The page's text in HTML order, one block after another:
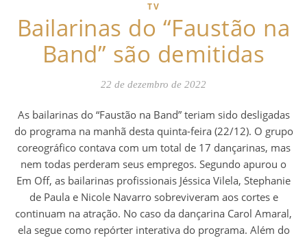
TV
Bailarinas do “Faustão na
Band” são demitidas
22 de dezembro de 2022
As bailarinas do “Faustão na Band” teriam sido desligadas
do programa na manhã desta quinta-feira (22/12). O grupo
coreográfico contava com um total de 17 dançarinas, mas
nem todas perderam seus empregos. Segundo apurou o
Em Off, as bailarinas profissionais Jéssica Vilela, Stephanie
de Paula e Nicole Navarro sobreviveram aos cortes e
continuam na atração. No caso da dançarina Carol Amaral,
ela segue como repórter interativa do programa. Além do